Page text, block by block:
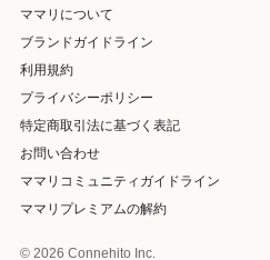
ママリについて
ブランドガイドライン
利用規約
プライバシーポリシー
特定商取引法に基づく表記
お問い合わせ
ママリコミュニティガイドライン
ママリプレミアムの解約
© 2026 Connehito Inc.